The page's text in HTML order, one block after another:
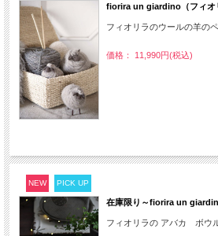
fiorira un giardino（フィオ
フィオリラのウールの羊の
価格： 11,990円(税込)
NEW PICK UP
在庫限り～fiorira un
フィオリラの アバカ ボウ